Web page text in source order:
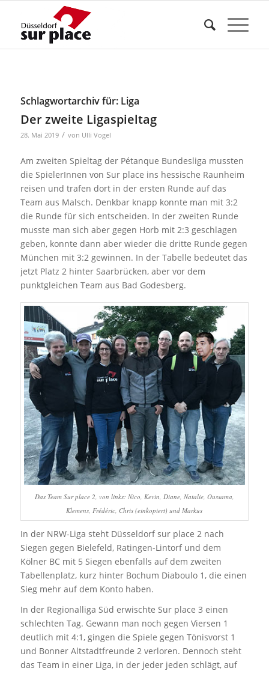
Schlagwortarchiv für: Liga
Der zweite Ligaspieltag
28. Mai 2019 / von Ulli Vogel
Am zweiten Spieltag der Pétanque Bundesliga mussten
die SpielerInnen von Sur place ins hessische Raunheim
reisen und trafen dort in der ersten Runde auf das
Team aus Malsch. Denkbar knapp konnte man mit 3:2
die Runde für sich entscheiden. In der zweiten Runde
musste man sich aber gegen Horb mit 2:3 geschlagen
geben, konnte dann aber wieder die dritte Runde gegen
München mit 3:2 gewinnen. In der Tabelle bedeutet das
jetzt Platz 2 hinter Saarbrücken, aber vor dem
punktgleichen Team aus Bad Godesberg.
Das Team Sur place 2, von links: Nico, Kevin, Diane, Natalie, Oussama,
Klemens, Frédéric, Chris (einkopiert) und Markus
In der NRW-Liga steht Düsseldorf sur place 2 nach
Siegen gegen Bielefeld, Ratingen-Lintorf und dem
Kölner BC mit 5 Siegen ebenfalls auf dem zweiten
Tabellenplatz, kurz hinter Bochum Diaboulo 1, die einen
Sieg mehr auf dem Konto haben.
In der Regionalliga Süd erwischte Sur place 3 einen
schlechten Tag. Gewann man noch gegen Viersen 1
deutlich mit 4:1, gingen die Spiele gegen Tönisvorst 1
und Bonner Altstadtfreunde 2 verloren. Dennoch steht
das Team in einer Liga, in der jeder jeden schlägt, auf